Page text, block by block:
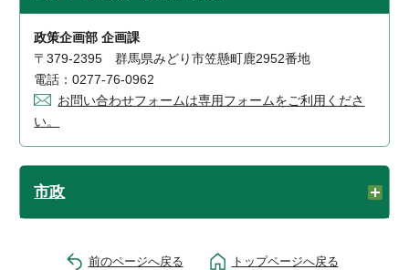
政策企画部 企画課
〒379-2395 群馬県みどり市笠懸町鹿2952番地
電話：0277-76-0962
お問い合わせフォームは専用フォームをご利用くださ
い。
市政
前のページへ戻る トップページへ戻る